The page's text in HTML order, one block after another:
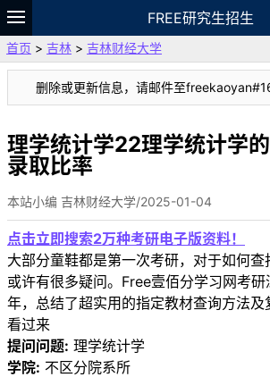
FREE研究生招生
题库
故事 专题
VIP
资料
首页 > 吉林 > 吉林财经大学
删除或更新信息，请邮件至
理学统计学22理学统计学
录取比率
本站小编 吉林财经大学/2025-01-04
点击立即搜索2万种考研电子版资料！
大部分童鞋都是第一次考研，对于如何查
或许有很多疑问。Free壹佰分学习网考
年，总结了超实用的指定教材查询方法及
看过来
提问问题: 理学统计学
学院: 不区分院系所